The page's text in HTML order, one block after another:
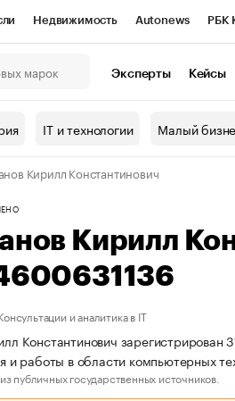
Недвижимость Autonews РБК
контрагентов
Эксперты Кейсы
IT и технологии Малый
Кирилл Константинович
Кирилл
и аналитика в IT
Константинович зарегистрирован
и работы в области
публичных государственных источников.